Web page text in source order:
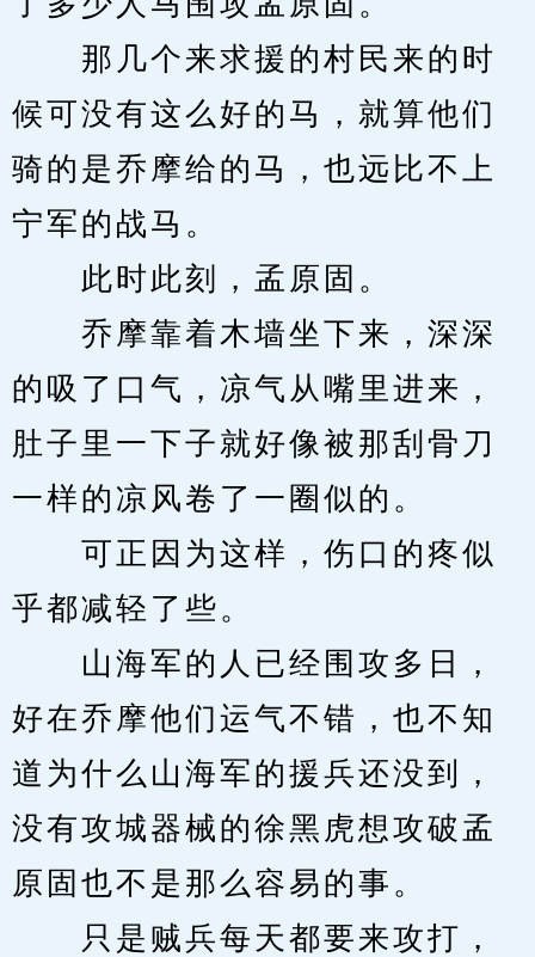
那几个来求援的村民来的时
候可没有这么好的马，就算他们
骑的是乔摩给的马，也远比不上
宁军的战马。
此时此刻，孟原固。
乔摩靠着木墙坐下来，深深
的吸了口气，凉气从嘴里进来，
肚子里一下子就好像被那刮骨刀
一样的凉风卷了一圈似的。
可正因为这样，伤口的疼似
乎都减轻了些。
山海军的人已经围攻多日，
好在乔摩他们运气不错，也不知
道为什么山海军的援兵还没到，
没有攻城器械的徐黑虎想攻破孟
原固也不是那么容易的事。
只是贼兵每天都要来攻打，